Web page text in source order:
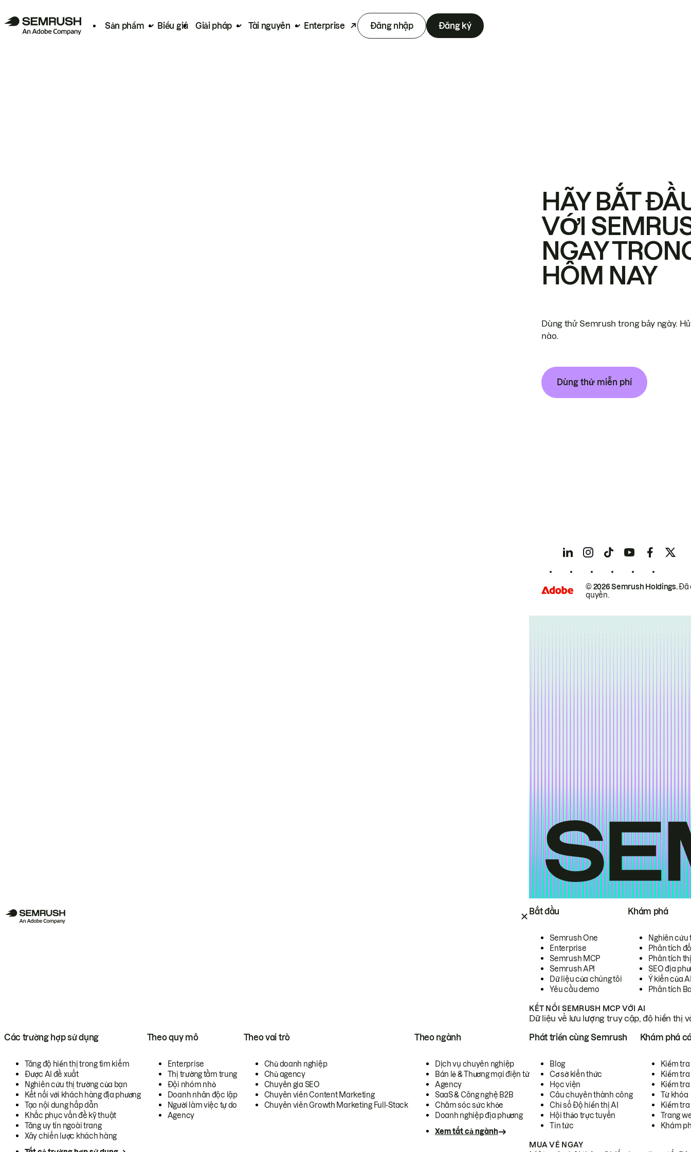
Sản phẩm Biểu giá Giải pháp Tài nguyên Enterprise Đăng nhập Đăng ký
Bắt đầu
Semrush One
Enterprise
Semrush MCP
Semrush API
Dữ liệu của chúng tôi
Yêu cầu demo
Khám phá
Nghiên cứu
Phân tích
Phân tích
SEO địa
Ý kiến của
Phân tích
KẾT NỐI SEMRUSH MCP VỚI AI
Dữ liệu về lưu lượng truy cập, độ hiển thị
Các trường hợp sử dụng
Tăng độ hiển thị trong tìm kiếm
Được AI đề xuất
Nghiên cứu thị trường của bạn
Kết nối với khách hàng địa phương
Tạo nội dung hấp dẫn
Khắc phục vấn đề kỹ thuật
Tăng uy tín ngoài trang
Xây chiến lược khách hàng
Theo quy mô
Enterprise
Thị trường tầm trung
Đội nhóm nhỏ
Doanh nhân độc lập
Người làm việc tự do
Agency
Theo vai trò
Chủ doanh nghiệp
Chủ agency
Chuyên gia SEO
Chuyên viên Content Marketing
Chuyên viên Growth Marketing Full-Stack
Theo ngành
Dịch vụ chuyên nghiệp
Bán lẻ & Thương mại điện tử
Agency
SaaS & Công nghệ B2B
Chăm sóc sức khỏe
Doanh nghiệp địa phương
Xem tất cả ngành
Phát triển cùng Semrush
Blog
Cơ sở kiến thức
Học viện
Câu chuyên thành công
Chỉ số Độ hiển thị AI
Hội thảo trực tuyến
Tin tức
Khám phá
Kiểm
Kiểm tra
Kiểm
Từ khóa
Kiểm
Trang
Khám
MUA VÉ NGAY
HÃY BẮT
VỚI
NGAY
HÔM NAY
Dùng thử Semrush trong bảy ngày.
nào.
Dùng thử miễn phí
© 2026 Semrush Holdings.Đã
quyền.